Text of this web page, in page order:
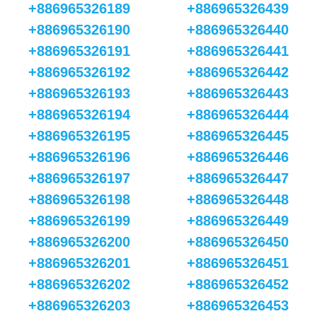
+886965326189
+886965326190
+886965326191
+886965326192
+886965326193
+886965326194
+886965326195
+886965326196
+886965326197
+886965326198
+886965326199
+886965326200
+886965326201
+886965326202
+886965326203
+886965326439
+886965326440
+886965326441
+886965326442
+886965326443
+886965326444
+886965326445
+886965326446
+886965326447
+886965326448
+886965326449
+886965326450
+886965326451
+886965326452
+886965326453